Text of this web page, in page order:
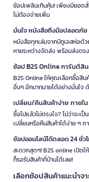
ช้อปเพลินเกินคุ้ม! เพียงมียอด
ไม่ต้องจ่ายเพิ่ม
มั่นใจ หนังสือถึงมือปลอดภัย
หนังสือทุกเล่มจากบีทูเอสห่อด้
หายระหว่างจัดส่ง พร้อมส่ง
ช้อป B2S Online การันตีสิ
B2S Online ให้คุณเลือกซื้อสิน
อื่นๆ อีกมากมายได้อย่างมั่นใจ
เปลี่ยน/คืนสินค้าง่าย ภายใน
ซื้อไปแล้วไม่ตรงใจ? ไม่ว่าจะ
เปลี่ยนหรือคืนสินค้าได้ง่าย ๆ ภ
ช้อปออนไลน์ได้ตลอด 24 ชั่ว
สะดวกสุดๆ! B2S online เปิด
ก็รอรับสินค้าที่บ้านได้เลย!
เลือกช้อปสินค้าแนะนำจ